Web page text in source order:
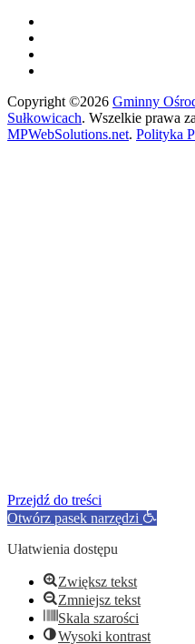
Copyright ©2026 Gminny
Sułkowicach. Wszelkie prawa
MPWebSolutions.net. Polityka
Przejdź do treści
Otwórz pasek narzędzi
Ułatwienia dostępu
Zwiększ tekst
Zmniejsz tekst
Skala szarości
Wysoki kontrast